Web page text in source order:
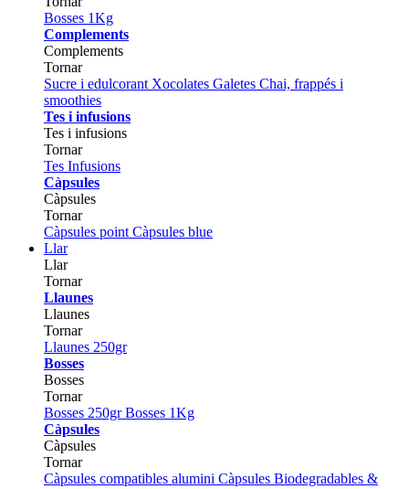
Bosses 1Kg
Complements
Complements
Tornar
Sucre i edulcorant Xocolates Galetes Chai, frappés i
smoothies
Tes i infusions
Tes i infusions
Tornar
Tes Infusions
Càpsules
Càpsules
Tornar
Càpsules point Càpsules blue
Llar
Llar
Tornar
Llaunes
Llaunes
Tornar
Llaunes 250gr
Bosses
Bosses
Tornar
Bosses 250grBosses 1Kg
Càpsules
Càpsules
Tornar
Càpsules compatibles alumini Càpsules Biodegradables &